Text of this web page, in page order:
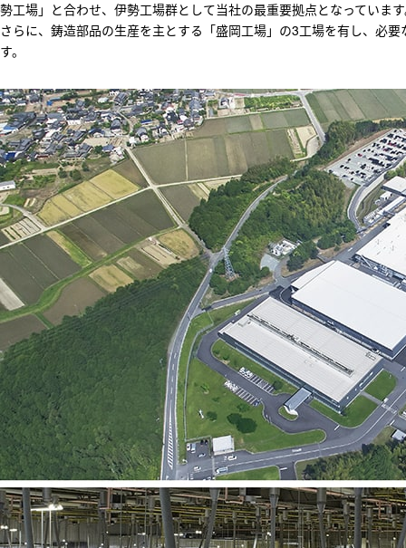
勢工場」と合わせ、伊勢工場群として当社の最重要拠点となっていま
さらに、鋳造部品の生産を主とする「盛岡工場」の3工場を有し、必
す。